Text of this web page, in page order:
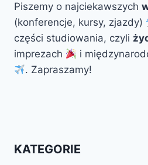
Piszemy o najciekawszych
(konferencje, kursy, zjazdy)
części studiowania, czyli
imprezach
i
. Zapraszamy!
KATEGORIE